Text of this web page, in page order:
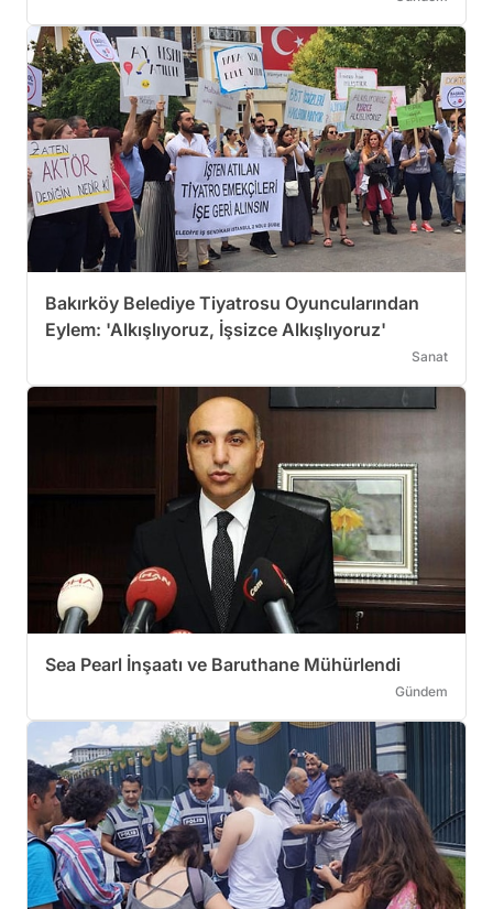
Bakırköy Belediye Tiyatrosu Oyuncularından
Eylem: 'Alkışlıyoruz, İşsizce Alkışlıyoruz'
Sanat
Sea Pearl İnşaatı ve Baruthane Mühürlendi
Gündem